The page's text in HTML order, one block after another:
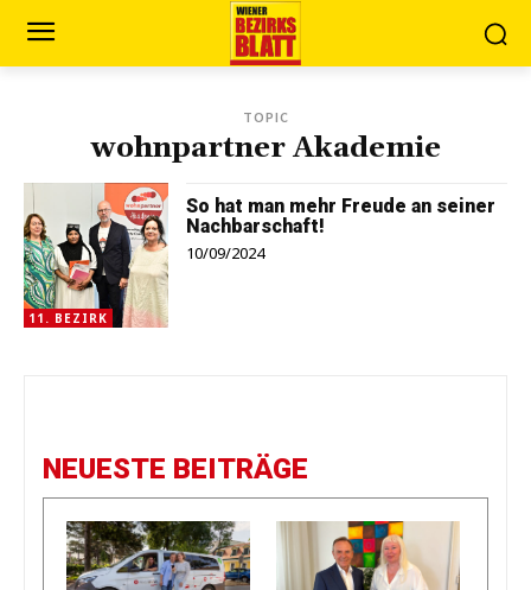
TOPIC
wohnpartner Akademie
11. BEZIRK
So hat man mehr Freude an seiner
Nachbarschaft!
10/09/2024
NEUESTE BEITRÄGE